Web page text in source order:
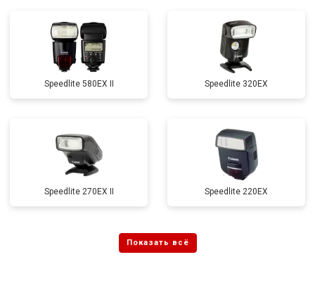
Speedlite 580EX II Speedlite 320EX
Speedlite 270EX II Speedlite 220EX